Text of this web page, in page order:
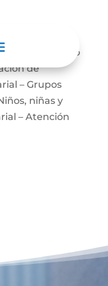
Servicio
de
– Grupos
niñas y
– Atención